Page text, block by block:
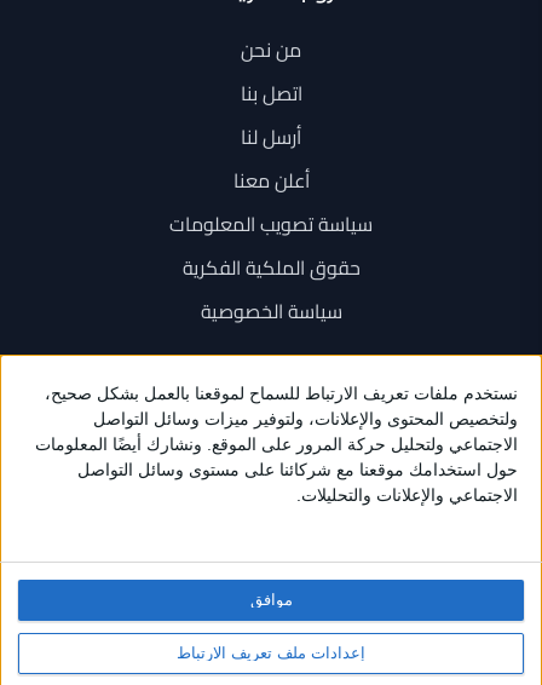
موافق
من نحن
اتصل بنا
أرسل لنا
أعلن معنا
سياسة تصويب المعلومات
حقوق الملكية الفكرية
سياسة الخصوصية
اتصل بنا
+962 6 534 1777
+962 79 202 7000
برمجة واستضافة وتصميم